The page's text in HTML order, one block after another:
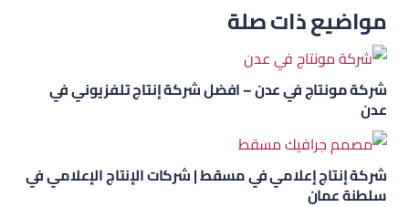
مواضيع ذات صلة
شركة مونتاج في عدن – افضل شركة إنتاج تلفزيوني في
عدن
شركة إنتاج إعلامي في مسقط | شركات الإنتاج الإعلامي في
سلطنة عمان